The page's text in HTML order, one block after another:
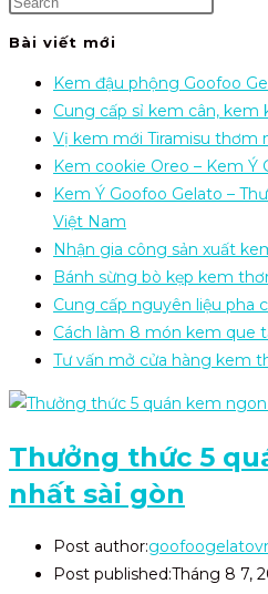
Bài viết mới
Kem đậu phộng Goofoo
Cung cấp sỉ kem cân, kem
Vị kem mới Tiramisu thơm
Kem cookie Oreo – Kem Ý
Kem Ý Goofoo Gelato –
Việt Nam
Nhận gia công sản xuất
Bánh sừng bò kẹp kem
Cung cấp nguyên liệu pha
Cách làm 8 món kem que
Tư vấn mở cửa hàng kem
Thưởng thức 5
nhất sài gòn
Post author:
Post published:Tháng 8 7,